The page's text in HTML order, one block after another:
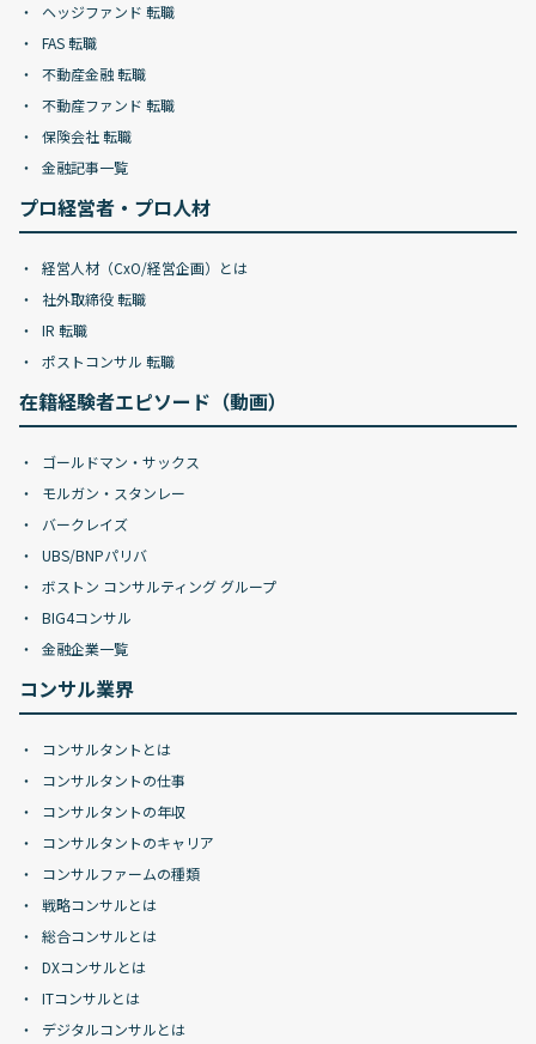
ヘッジファンド 転職
FAS 転職
不動産金融 転職
不動産ファンド 転職
保険会社 転職
金融記事一覧
プロ経営者・プロ人材
経営人材（CxO/経営企画）とは
社外取締役 転職
IR 転職
ポストコンサル 転職
在籍経験者エピソード（動画）
ゴールドマン・サックス
モルガン・スタンレー
バークレイズ
UBS/BNPパリバ
ボストン コンサルティング グループ
BIG4コンサル
金融企業一覧
コンサル業界
コンサルタントとは
コンサルタントの仕事
コンサルタントの年収
コンサルタントのキャリア
コンサルファームの種類
戦略コンサルとは
総合コンサルとは
DXコンサルとは
ITコンサルとは
デジタルコンサルとは